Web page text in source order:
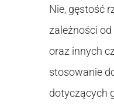
Nie, gęstość
zależności
oraz innych
stosowanie
dotyczących